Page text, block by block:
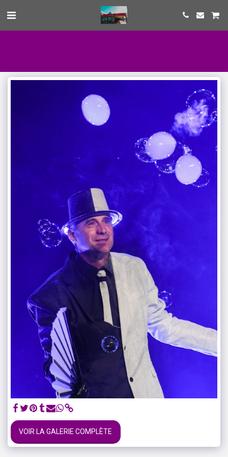
VOIR LA GALERIE COMPLÈTE